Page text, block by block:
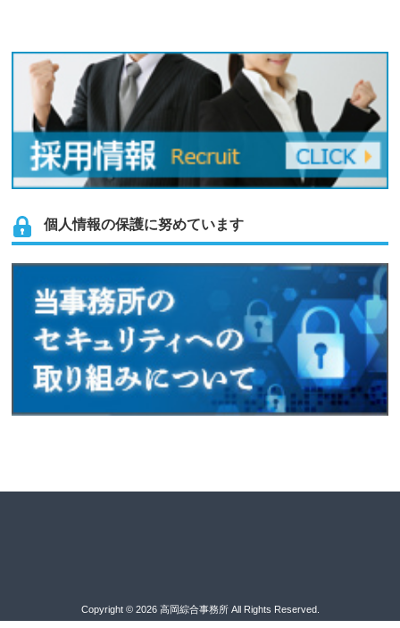
個人情報の保護に努めています
Copyright © 2026 高岡綜合事務所 All Rights Reserved.